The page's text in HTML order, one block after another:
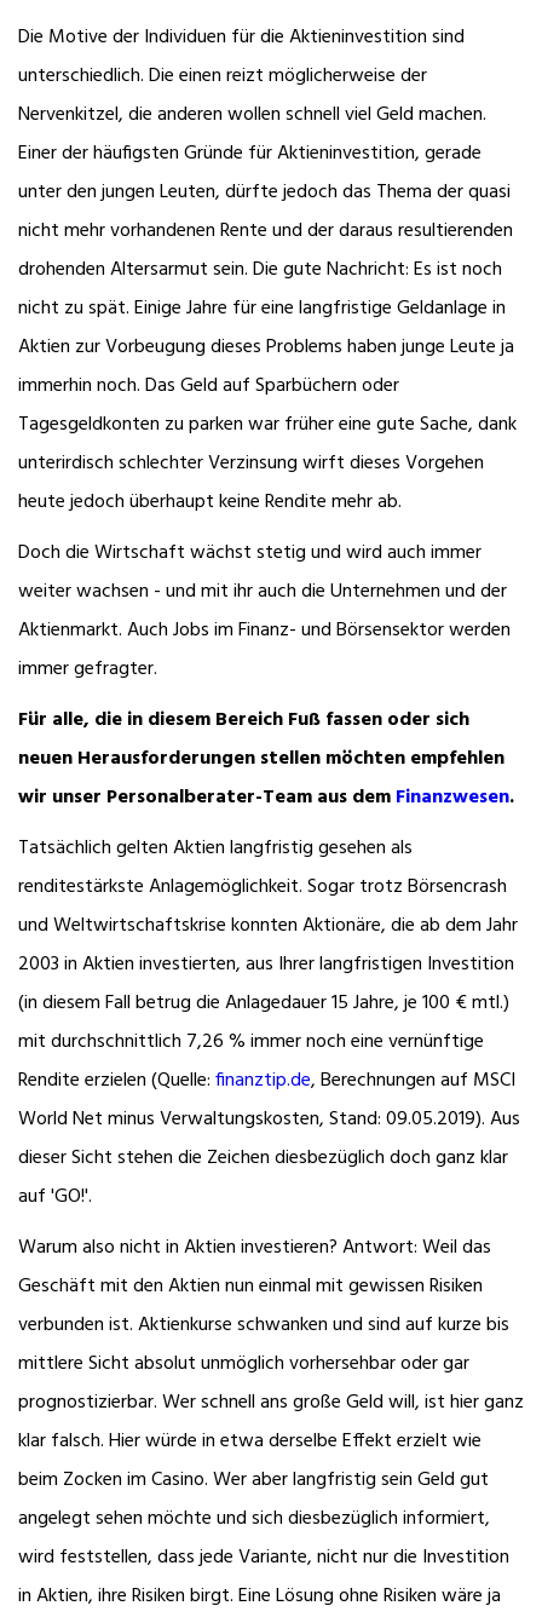
Die Motive der Individuen für die Aktieninvestition sind
unterschiedlich. Die einen reizt möglicherweise der
Nervenkitzel, die anderen wollen schnell viel Geld machen.
Einer der häufigsten Gründe für Aktieninvestition, gerade
unter den jungen Leuten, dürfte jedoch das Thema der quasi
nicht mehr vorhandenen Rente und der daraus resultierenden
drohenden Altersarmut sein. Die gute Nachricht: Es ist noch
nicht zu spät. Einige Jahre für eine langfristige Geldanlage in
Aktien zur Vorbeugung dieses Problems haben junge Leute ja
immerhin noch. Das Geld auf Sparbüchern oder
Tagesgeldkonten zu parken war früher eine gute Sache, dank
unterirdisch schlechter Verzinsung wirft dieses Vorgehen
heute jedoch überhaupt keine Rendite mehr ab.
Doch die Wirtschaft wächst stetig und wird auch immer
weiter wachsen - und mit ihr auch die Unternehmen und der
Aktienmarkt. Auch Jobs im Finanz- und Börsensektor werden
immer gefragter.
Für alle, die in diesem Bereich Fuß fassen oder sich
neuen Herausforderungen stellen möchten empfehlen
wir unser Personalberater-Team aus demFinanzwesen.
Tatsächlich gelten Aktien langfristig gesehen als
renditestärkste Anlagemöglichkeit. Sogar trotz Börsencrash
und Weltwirtschaftskrise konnten Aktionäre, die ab dem Jahr
2003 in Aktien investierten, aus Ihrer langfristigen Investition
(in diesem Fall betrug die Anlagedauer 15 Jahre, je 100 € mtl.)
mit durchschnittlich 7,26 % immer noch eine vernünftige
Rendite erzielen (Quelle:finanztip.de, Berechnungen auf MSCI
World Net minus Verwaltungskosten, Stand: 09.05.2019). Aus
dieser Sicht stehen die Zeichen diesbezüglich doch ganz klar
auf 'GO!'.
Warum also nicht in Aktien investieren? Antwort: Weil das
Geschäft mit den Aktien nun einmal mit gewissen Risiken
verbunden ist. Aktienkurse schwanken und sind auf kurze bis
mittlere Sicht absolut unmöglich vorhersehbar oder gar
prognostizierbar. Wer schnell ans große Geld will, ist hier ganz
klar falsch. Hier würde in etwa derselbe Effekt erzielt wie
beim Zocken im Casino. Wer aber langfristig sein Geld gut
angelegt sehen möchte und sich diesbezüglich informiert,
wird feststellen, dass jede Variante, nicht nur die Investition
in Aktien, ihre Risiken birgt. Eine Lösung ohne Risiken wäre ja